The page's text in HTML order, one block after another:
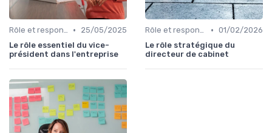
Rôle et responsabilités du CEO •
25/05/2025
Le rôle essentiel du vice-
président dans l'entreprise
Rôle et responsabilités du CEO • 01/02/2026
Le rôle stratégique du
directeur de cabinet